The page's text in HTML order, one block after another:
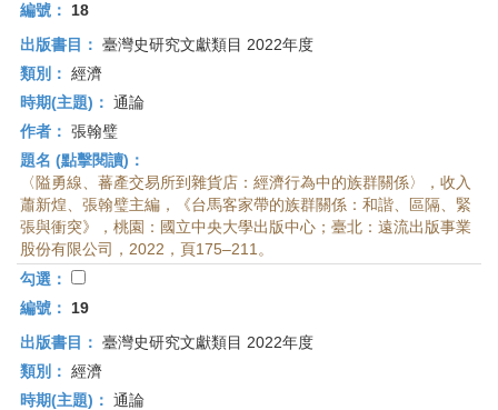
編號：
18
出版書目： 臺灣史研究文獻類目 2022年度
類別： 經濟
時期(主題)： 通論
作者： 張翰璧
題名 (點擊閱讀)：
〈隘勇線、蕃產交易所到雜貨店：經濟行為中的族群關係〉，收入
蕭新煌、張翰璧主編，《台馬客家帶的族群關係：和諧、區隔、緊
張與衝突》，桃園：國立中央大學出版中心；臺北：遠流出版事業
股份有限公司，2022，頁175–211。
勾選：
編號：
19
出版書目： 臺灣史研究文獻類目 2022年度
類別： 經濟
時期(主題)： 通論